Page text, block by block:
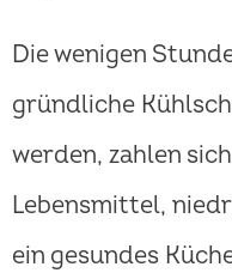
Die wenigen
gründliche
werden, zahlen
Lebensmittel,
ein gesundes